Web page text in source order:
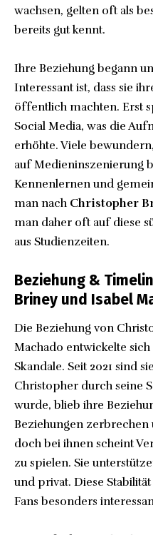
wachsen, gelten oft als
bereits gut kennt.
Ihre Beziehung begann
Interessant ist, dass sie
öffentlich machten. Erst
Social Media, was die
erhöhte. Viele
auf Medieninszenierung
Kennenlernen und
man nach Christopher
man daher oft auf diese
aus Studienzeiten.
Beziehung &
Briney und Isabel
Die Beziehung von
Machado entwickelte
Skandale. Seit 2021 sind
Christopher durch seine
wurde, blieb ihre
Beziehungen
doch bei ihnen scheint
zu spielen. Sie
und privat. Diese
Fans besonders